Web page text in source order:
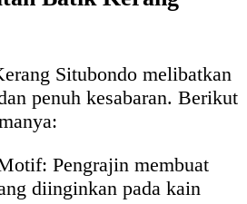
Situbondo melibatkan
penuh kesabaran. Berikut
Pengrajin membuat
diinginkan pada kain